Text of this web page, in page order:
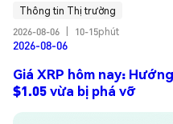
Thông tin Thị trường
2026-08-06
10-15phút
2026-08-06
Giá XRP hôm nay:
$1.05 vừa bị phá vỡ